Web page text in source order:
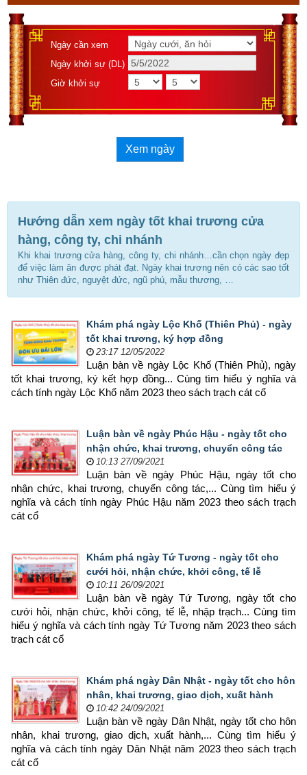
Ngày cần xem
Ngày khởi sự (DL)
Giờ khởi sự
Xem ngày
Hướng dẫn xem ngày tốt khai trương cửa
hàng, công ty, chi nhánh
Khi khai trương cửa hàng, công ty, chi nhánh…cần chọn ngày đẹp
để việc làm ăn được phát đạt. Ngày khai trương nên có các sao tốt
như Thiên đức, nguyệt đức, ngũ phú, mẫu thương, …
Khám phá ngày Lộc Khố (Thiên Phủ) - ngày
tốt khai trương, ký hợp đồng
23:17 12/05/2022
Luận bàn về ngày Lộc Khố (Thiên Phủ), ngày
tốt khai trương, ký kết hợp đồng... Cùng tìm hiểu ý nghĩa và
cách tính ngày Lộc Khố năm 2023 theo sách trạch cát cổ
Luận bàn về ngày Phúc Hậu - ngày tốt cho
nhận chức, khai trương, chuyển công tác
10:13 27/09/2021
Luận bàn về ngày Phúc Hậu, ngày tốt cho
nhận chức, khai trương, chuyển công tác,... Cùng tìm hiểu ý
nghĩa và cách tính ngày Phúc Hậu năm 2023 theo sách trạch
cát cổ
Khám phá ngày Tứ Tương - ngày tốt cho
cưới hỏi, nhận chức, khởi công, tế lễ
10:11 26/09/2021
Luận bàn về ngày Tứ Tương, ngày tốt cho
cưới hỏi, nhận chức, khởi công, tế lễ, nhập trạch... Cùng tìm
hiểu ý nghĩa và cách tính ngày Tứ Tương năm 2023 theo sách
trạch cát cổ
Khám phá ngày Dân Nhật - ngày tốt cho hôn
nhân, khai trương, giao dịch, xuất hành
10:42 24/09/2021
Luận bàn về ngày Dân Nhật, ngày tốt cho hôn
nhân, khai trương, giao dịch, xuất hành,... Cùng tìm hiểu ý
nghĩa và cách tính ngày Dân Nhật năm 2023 theo sách trạch
cát cổ